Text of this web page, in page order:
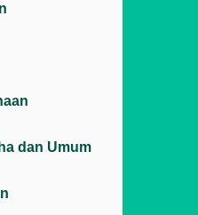
dan Umum